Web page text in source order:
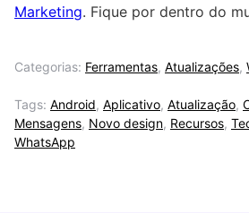
Marketing. Fique por dentro do
Categorias: Ferramentas, Atualizações,
Tags: Android, Aplicativo, Atualização,
Mensagens, Novo design, Recursos,
WhatsApp